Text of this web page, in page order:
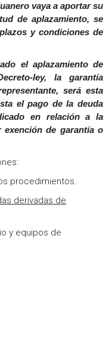
vaya a aportar su
de aplazamiento, se
y condiciones de
el aplazamiento de
ley, la garantía
será esta
el pago de la deuda
en relación a la
de garantía o
procedimientos.
derivadas de
y equipos de